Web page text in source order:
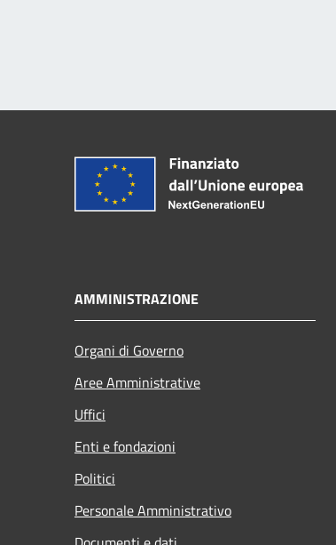
AMMINISTRAZIONE
Organi di Governo
Aree Amministrative
Uffici
Enti e fondazioni
Politici
Personale Amministrativo